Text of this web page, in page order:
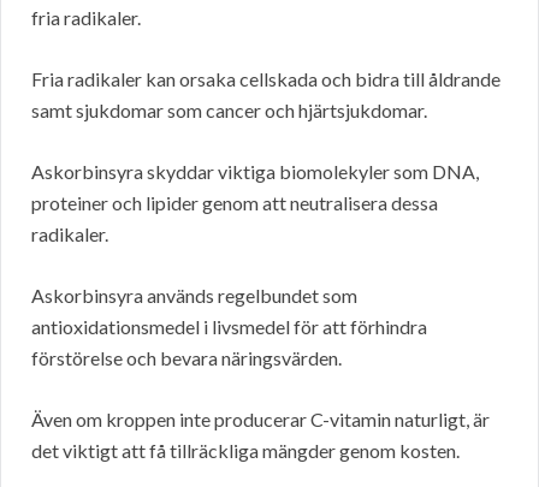
fria radikaler.
Fria radikaler kan orsaka cellskada och bidra till åldrande
samt sjukdomar som cancer och hjärtsjukdomar.
Askorbinsyra skyddar viktiga biomolekyler som DNA,
proteiner och lipider genom att neutralisera dessa
radikaler.
Askorbinsyra används regelbundet som
antioxidationsmedel i livsmedel för att förhindra
förstörelse och bevara näringsvärden.
Även om kroppen inte producerar C-vitamin naturligt, är
det viktigt att få tillräckliga mängder genom kosten.